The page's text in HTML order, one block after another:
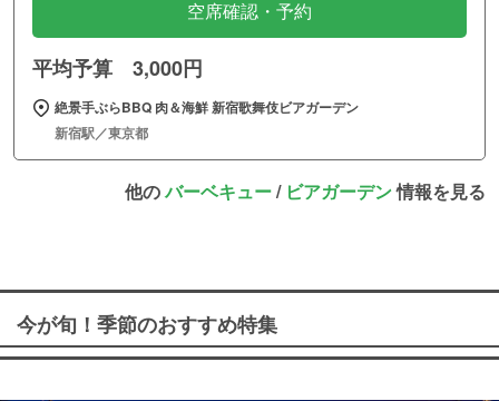
空席確認・予約
平均予算 3,000円
絶景手ぶらBBQ 肉＆海鮮 新宿歌舞伎ビアガーデン
新宿駅／東京都
他のバーベキュー/ ビアガーデン情報を見る
今が旬！季節のおすすめ特集